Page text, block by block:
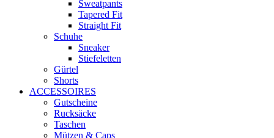
Sweatpants
Tapered Fit
Straight Fit
Schuhe
Sneaker
Stiefeletten
Gürtel
Shorts
ACCESSOIRES
Gutscheine
Rucksäcke
Taschen
Mützen & Caps